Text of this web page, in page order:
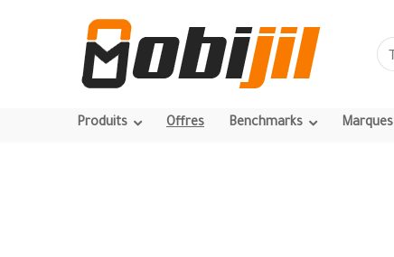
Produits Offres Benchmarks Marques